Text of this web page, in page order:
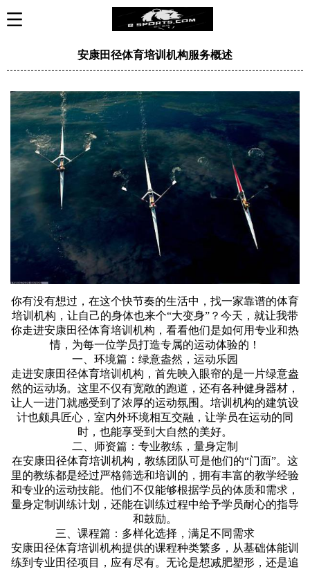
安康田径体育培训机构服务概述
你有没有想过，在这个快节奏的生活中，找一家靠谱的体育
培训机构，让自己的身体也来个“大变身”？今天，就让我带
你走进安康田径体育培训机构，看看他们是如何用专业和热
情，为每一位学员打造专属的运动体验的！
一、环境篇：绿意盎然，运动乐园
走进安康田径体育培训机构，首先映入眼帘的是一片绿意盎
然的运动场。这里不仅有宽敞的跑道，还有各种健身器材，
让人一进门就感受到了浓厚的运动氛围。培训机构的建筑设
计也颇具匠心，室内外环境相互交融，让学员在运动的同
时，也能享受到大自然的美好。
二、师资篇：专业教练，量身定制
在安康田径体育培训机构，教练团队可是他们的“门面”。这
里的教练都是经过严格筛选和培训的，拥有丰富的教学经验
和专业的运动技能。他们不仅能够根据学员的体质和需求，
量身定制训练计划，还能在训练过程中给予学员耐心的指导
和鼓励。
三、课程篇：多样化选择，满足不同需求
安康田径体育培训机构提供的课程种类繁多，从基础体能训
练到专业田径项目，应有尽有。无论是想减肥塑形，还是追